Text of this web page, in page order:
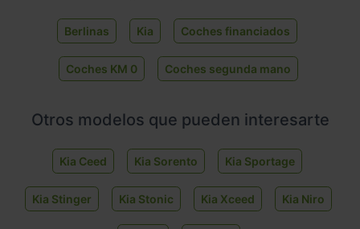
Berlinas Kia Coches financiados
Coches KM 0 Coches segunda mano
Otros modelos que pueden interesarte
Kia Ceed Kia Sorento Kia Sportage
Kia Stinger Kia Stonic Kia Xceed Kia Niro